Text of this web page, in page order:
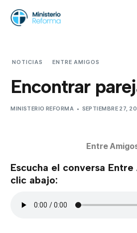
NOTICIAS ENTRE AMIGOS
Encontrar
MINISTERIO REFORMA SEPTIEMBRE 27,
Entre
Escucha el conversa Entre
clic abajo: